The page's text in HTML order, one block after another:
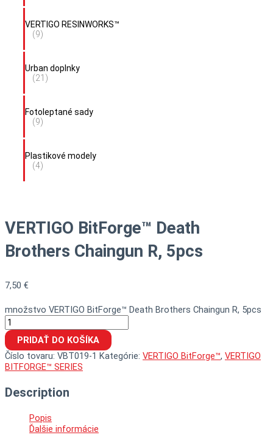
VERTIGO RESINWORKS™
(9)
Urban doplnky
(21)
Fotoleptané sady
(9)
Plastikové modely
(4)
VERTIGO BitForge™ Death
Brothers Chaingun R, 5pcs
7,50 €
množstvo VERTIGO BitForge™ Death Brothers Chaingun R, 5pcs
PRIDAŤ DO KOŠÍKA
Číslo tovaru: VBT019-1 Kategórie: VERTIGO BitForge™, VERTIGO
BITFORGE™ SERIES
Description
Popis
Ďalšie informácie